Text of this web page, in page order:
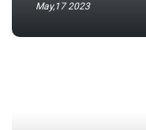
May,17 2023